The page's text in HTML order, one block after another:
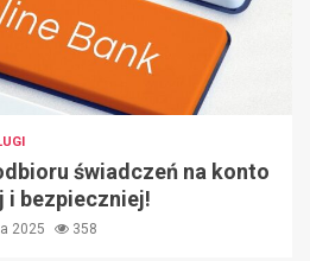
świadczeń na konto
i bezpieczniej!
2025 358